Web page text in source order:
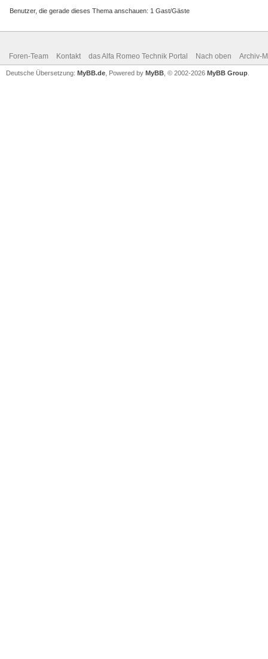
Benutzer, die gerade dieses Thema anschauen: 1 Gast/Gäste
Foren-Team Kontakt das Alfa Romeo Technik Portal Nach oben Archiv-
Deutsche Übersetzung: MyBB.de , Powered by MyBB , © 2002-2026 MyBB Group